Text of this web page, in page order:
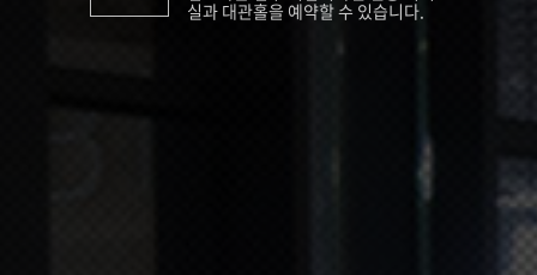
실과 대관홀을 예약할 수 있습니다.